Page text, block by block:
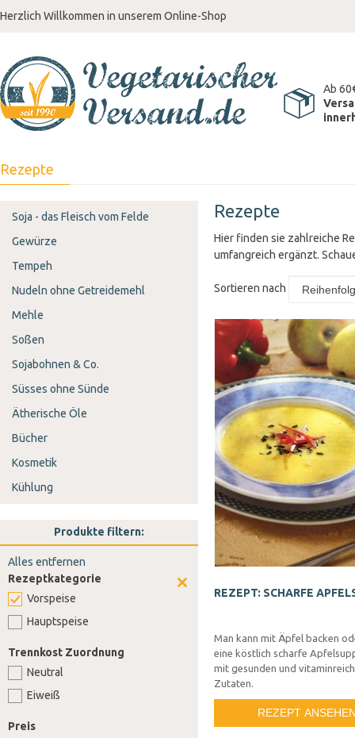
Herzlich Willkommen in unserem Online-Shop
Ab
Rezepte
Rezepte
Hier finden sie zahlreiche
umfangreich ergänzt.
Sortieren nach
REZEPT: SCHARFE
Man kann mit Äpfel backen
eine köstlich scharfe
mit gesunden und
Zutaten.
REZEPT
Soja - das Fleisch vom Felde
Gewürze
Tempeh
Nudeln ohne Getreidemehl
Mehle
Soßen
Sojabohnen & Co.
Süsses ohne Sünde
Ätherische Öle
Bücher
Kosmetik
Kühlung
Produkte filtern:
Alles entfernen
Rezeptkategorie
Vorspeise
Hauptspeise
Trennkost Zuordnung
Neutral
Eiweiß
Preis